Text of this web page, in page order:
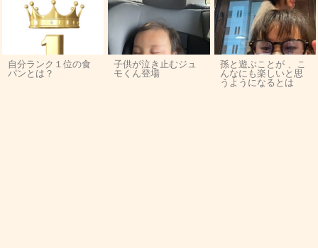
自分ランク１位の食
パンとは？
子供が泣き止むジュ
モくん登場
孫と遊ぶことが 、こ
んなにも楽しいと思
うようになるとは